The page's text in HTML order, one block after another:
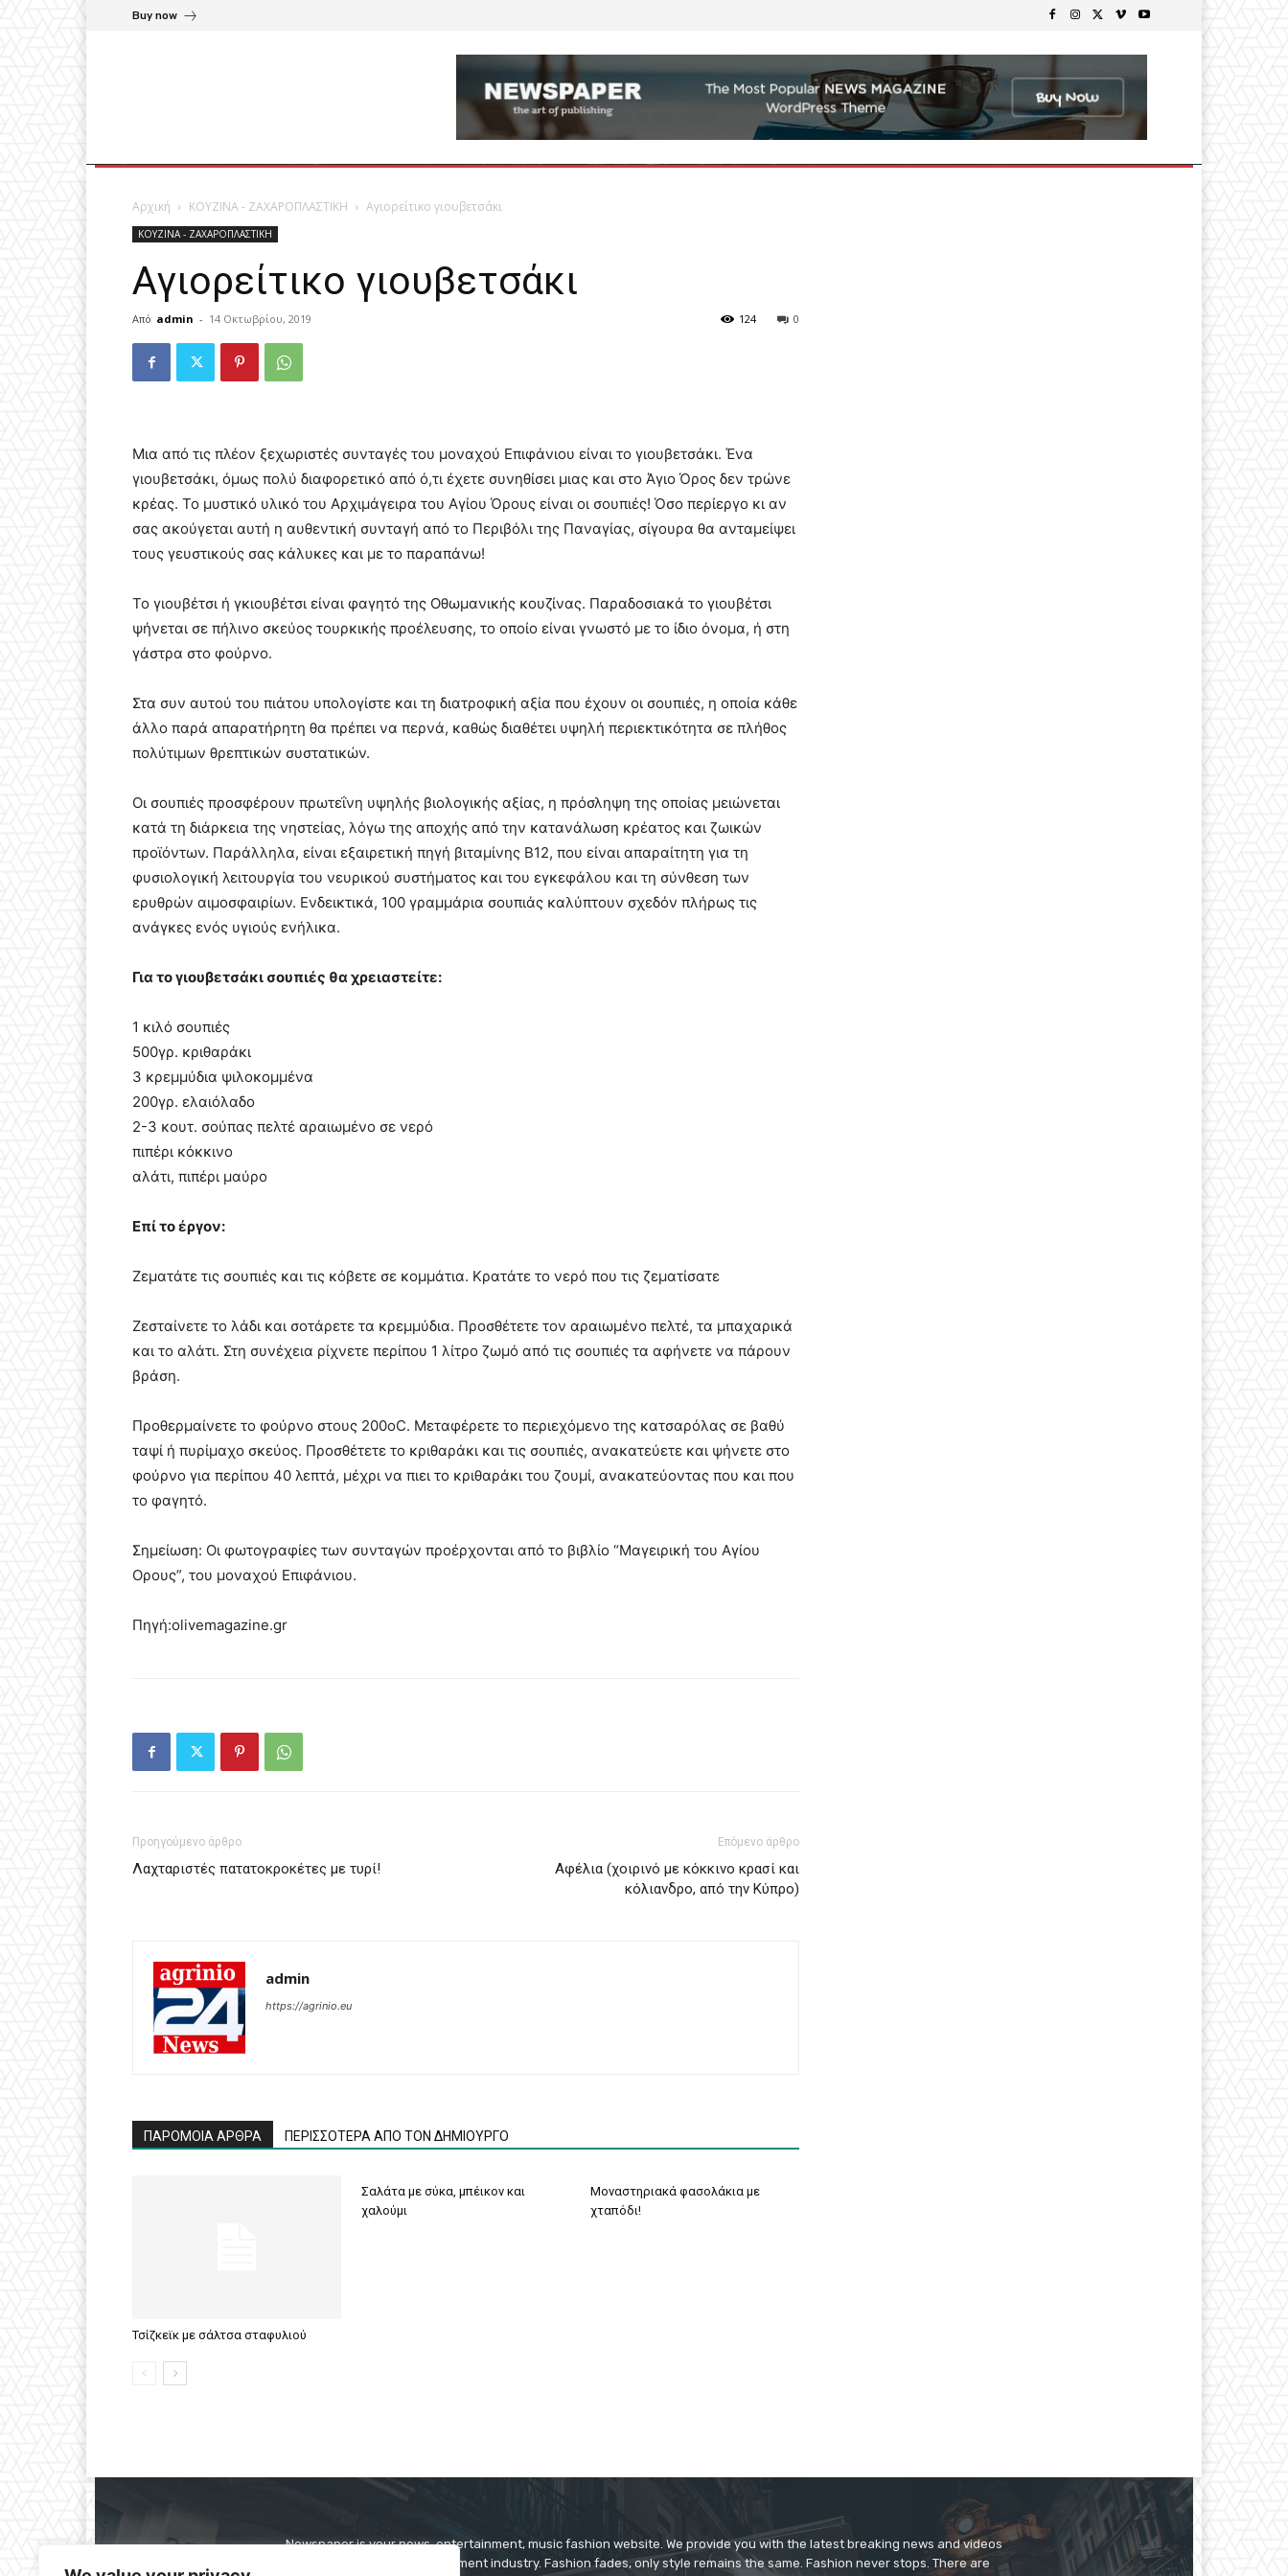
Buy now
Αρχική ΚΟΥΖΙΝΑ - ΖΑΧΑΡΟΠΛΑΣΤΙΚΗ Αγιορείτικο γιουβετσάκι
ΚΟΥΖΙΝΑ - ΖΑΧΑΡΟΠΛΑΣΤΙΚΗ
Αγιορείτικο γιουβετσάκι
Από admin - 14 Οκτωβρίου, 2019 0
124
Μια από τις πλέον ξεχωριστές συνταγές του μοναχού Επιφάνιου είναι το γιουβετσάκι. Ένα
γιουβετσάκι, όμως πολύ διαφορετικό από ό,τι έχετε συνηθίσει μιας και στο Άγιο Όρος δεν τρώνε
κρέας. Το μυστικό υλικό του Αρχιμάγειρα του Αγίου Όρους είναι οι σουπιές! Όσο περίεργο κι αν
σας ακούγεται αυτή η αυθεντική συνταγή από το Περιβόλι της Παναγίας, σίγουρα θα ανταμείψει
τους γευστικούς σας κάλυκες και με το παραπάνω!
Το γιουβέτσι ή γκιουβέτσι είναι φαγητό της Οθωμανικής κουζίνας. Παραδοσιακά το γιουβέτσι
ψήνεται σε πήλινο σκεύος τουρκικής προέλευσης, το οποίο είναι γνωστό με το ίδιο όνομα, ή στη
γάστρα στο φούρνο.
Στα συν αυτού του πιάτου υπολογίστε και τη διατροφική αξία που έχουν οι σουπιές, η οποία κάθε
άλλο παρά απαρατήρητη θα πρέπει να περνά, καθώς διαθέτει υψηλή περιεκτικότητα σε πλήθος
πολύτιμων θρεπτικών συστατικών.
Οι σουπιές προσφέρουν πρωτεΐνη υψηλής βιολογικής αξίας, η πρόσληψη της οποίας μειώνεται
κατά τη διάρκεια της νηστείας, λόγω της αποχής από την κατανάλωση κρέατος και ζωικών
προϊόντων. Παράλληλα, είναι εξαιρετική πηγή βιταμίνης Β12, που είναι απαραίτητη για τη
φυσιολογική λειτουργία του νευρικού συστήματος και του εγκεφάλου και τη σύνθεση των
ερυθρών αιμοσφαιρίων. Ενδεικτικά, 100 γραμμάρια σουπιάς καλύπτουν σχεδόν πλήρως τις
ανάγκες ενός υγιούς ενήλικα.
Για το γιουβετσάκι σουπιές θα χρειαστείτε:
1 κιλό σουπιές
500γρ. κριθαράκι
3 κρεμμύδια ψιλοκομμένα
200γρ. ελαιόλαδο
2-3 κουτ. σούπας πελτέ αραιωμένο σε νερό
πιπέρι κόκκινο
αλάτι, πιπέρι μαύρο
Επί το έργον:
Ζεματάτε τις σουπιές και τις κόβετε σε κομμάτια. Κρατάτε το νερό που τις ζεματίσατε
Ζεσταίνετε το λάδι και σοτάρετε τα κρεμμύδια. Προσθέτετε τον αραιωμένο πελτέ, τα μπαχαρικά
και το αλάτι. Στη συνέχεια ρίχνετε περίπου 1 λίτρο ζωμό από τις σουπιές τα αφήνετε να πάρουν
βράση.
Προθερμαίνετε το φούρνο στους 200οC. Μεταφέρετε το περιεχόμενο της κατσαρόλας σε βαθύ
ταψί ή πυρίμαχο σκεύος. Προσθέτετε το κριθαράκι και τις σουπιές, ανακατεύετε και ψήνετε στο
φούρνο για περίπου 40 λεπτά, μέχρι να πιει το κριθαράκι του ζουμί, ανακατεύοντας που και που
το φαγητό.
Σημείωση: Οι φωτογραφίες των συνταγών προέρχονται από το βιβλίο “Μαγειρική του Αγίου
Ορους”, του μοναχού Επιφάνιου.
Πηγή:olivemagazine.gr
Προηγούμενο άρθρο
Λαχταριστές πατατοκροκέτες με τυρί!
Επόμενο άρθρο
Αφέλια (χοιρινό με κόκκινο κρασί και
κόλιανδρο, από την Κύπρο)
admin
https://agrinio.eu
ΠΑΡΟΜΟΙΑ ΑΡΘΡΑ ΠΕΡΙΣΣΟΤΕΡΑ ΑΠΟ ΤΟΝ ΔΗΜΙΟΥΡΓΟ
Τσίζκεϊκ με σάλτσα σταφυλιού
Σαλάτα με σύκα, μπέικον και
χαλούμι
Μοναστηριακά φασολάκια με
χταπόδι!
Newspaper is your news, entertainment, music fashion website. We provide you with the latest breaking news and videos
straight from the entertainment industry. Fashion fades, only style remains the same. Fashion never stops. There are